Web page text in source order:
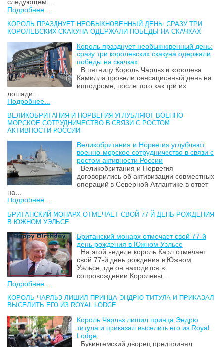
следующем...
Подробнее...
КОРОЛЬ ПРАЗДНУЕТ НЕОБЫКНОВЕННЫЙ ДЕНЬ: СРАЗУ ТРИ
КОРОЛЕВСКИХ СКАКУНА ОДЕРЖАЛИ ПОБЕДЫ НА СКАЧКАХ
Король празднует необыкновенный день:
сразу три королевских скакуна одержали
победы на скачках
В пятницу Король Чарльз и королева
Камилла провели сенсационный день на
ипподроме, после того как три их
лошади...
Подробнее...
ВЕЛИКОБРИТАНИЯ И НОРВЕГИЯ УГЛУБЛЯЮТ ВОЕННО-
МОРСКОЕ СОТРУДНИЧЕСТВО В СВЯЗИ С РОСТОМ
АКТИВНОСТИ РОССИИ
Великобритания и Норвегия углубляют
военно-морское сотрудничество в связи с
ростом активности России
Великобритания и Норвегия
договорились об активизации совместных
операций в Северной Атлантике в ответ
на...
Подробнее...
БРИТАНСКИЙ МОНАРХ ОТМЕЧАЕТ СВОЙ 77-Й ДЕНЬ РОЖДЕНИЯ
В ЮЖНОМ УЭЛЬСЕ
Британский монарх отмечает свой 77-й
день рождения в Южном Уэльсе
На этой неделе король Карл отмечает
свой 77-й день рождения в Южном
Уэльсе, где он находится в
сопровождении Королевы...
Подробнее...
КОРОЛЬ ЧАРЛЬЗ ЛИШИЛ ПРИНЦА ЭНДРЮ ТИТУЛА И ПРИКАЗАЛ
ВЫСЕЛИТЬ ЕГО ИЗ ROYAL LODGE
Король Чарльз лишил принца Эндрю
титула и приказал выселить его из Royal
Lodge
Букингемский дворец предпринял